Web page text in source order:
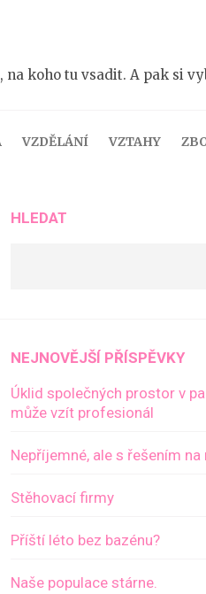
koho tu vsadit. A pak si
VZDĚLÁNÍ VZTAHY
HLEDAT
NEJNOVĚJŠÍ PŘÍSPĚVKY
Úklid společných prostor v
může vzít profesionál
Nepříjemné, ale s řešením na
Stěhovací firmy
Příští léto bez bazénu?
Naše populace stárne.